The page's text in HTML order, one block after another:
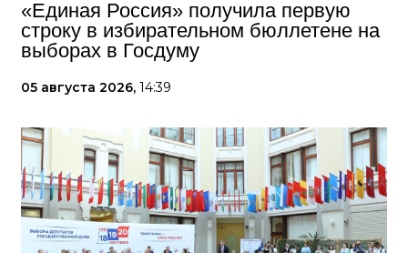
«Единая Россия» получила первую
строку в избирательном бюллетене на
выборах в Госдуму
05 августа 2026, 14:39